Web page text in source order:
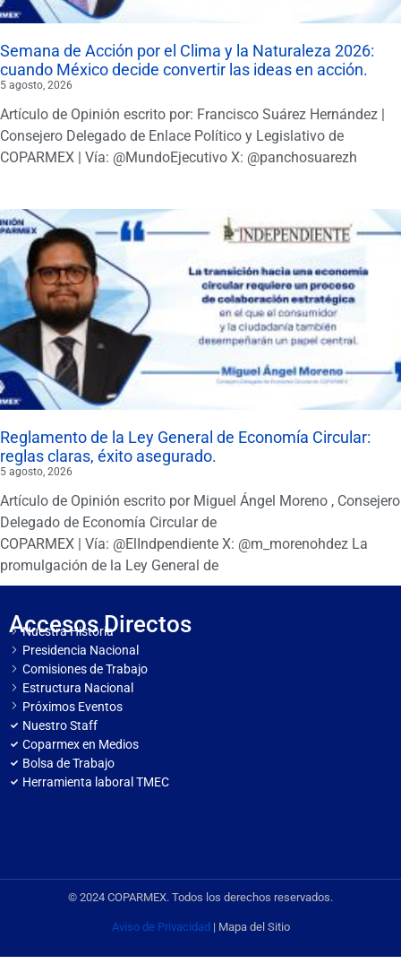
Semana de Acción por el Clima y la Naturaleza 2026:
cuando México decide convertir las ideas en acción.
5 agosto, 2026
Artículo de Opinión escrito por: Francisco Suárez Hernández |
Consejero Delegado de Enlace Político y Legislativo de
COPARMEX | Vía: @MundoEjecutivo X: @panchosuarezh
Reglamento de la Ley General de Economía Circular:
reglas claras, éxito asegurado.
5 agosto, 2026
Artículo de Opinión escrito por Miguel Ángel Moreno , Consejero
Delegado de Economía Circular de
COPARMEX | Vía: @ElIndpendiente X: @m_morenohdez La
promulgación de la Ley General de
Accesos Directos
Nuestra Historia
Presidencia Nacional
Comisiones de Trabajo
Estructura Nacional
Próximos Eventos
Nuestro Staff
Coparmex en Medios
Bolsa de Trabajo
Herramienta laboral TMEC
© 2024 COPARMEX. Todos los derechos reservados.
Aviso de Privacidad| Mapa del Sitio